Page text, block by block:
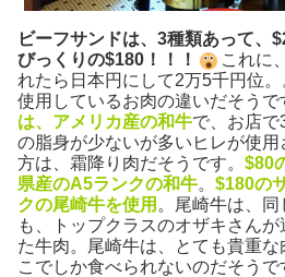
ビーフサンドは、3種類あって、
びっくりの$180！！！
これに
れたら日本円にして2万5千円位。
使用しているお肉の違いだそうで
は、アメリカ産の和牛で、お店
の脂身が少ないが多いヒレが使
方は、霜降り肉だそうです。 $80
県産のA5ランクの和牛。 $180の
クの尾崎牛を使用 。尾崎牛は、
も、トップクラスのオザキさん
た牛肉。尾崎牛は、とても貴重な
こでしか食べられないのだそうで